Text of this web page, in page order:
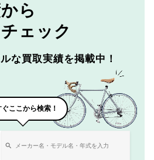
ら
ェック
な買取実績を掲載中！
ここから検索！